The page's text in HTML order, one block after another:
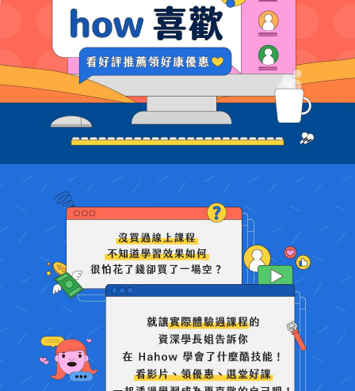
定期更新型課程
學習補給
文章